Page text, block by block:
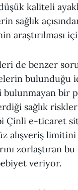
kaliteli
sağlık
araştırılması
de benzer
bulunduğu
bulunmayan bir
sağlık
Çinli e-ticaret
alışveriş
zorlaştıran
veriyor.